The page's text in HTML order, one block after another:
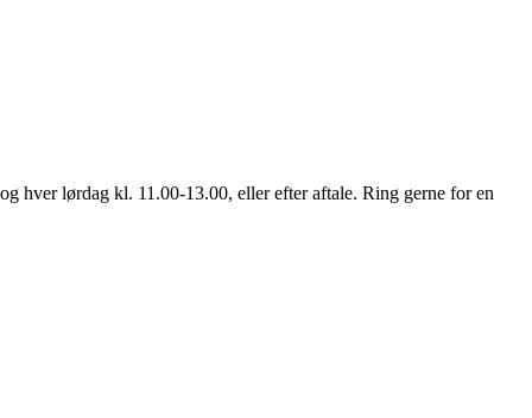
hver lørdag kl. 11.00-13.00, eller efter aftale. Ring gerne for en